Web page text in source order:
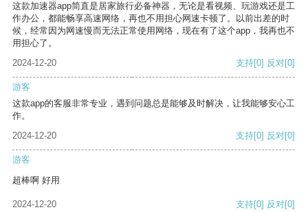
这款加速器app简直是居家旅行必备神器，无论是看视频、玩游戏还是工
作办公，都能畅享高速网络，再也不用担心网速卡顿了。以前出差的时
候，经常因为网速慢而无法正常使用网络，现在有了这个app，我再也不
用担心了。
2024-12-20
支持[0] 反对[0]
游客
这款app的客服非常专业，遇到问题总是能够及时解决，让我能够安心工
作。
2024-12-20
支持[0] 反对[0]
游客
超棒啊 好用
2024-12-20 支持[0] 反对[0]